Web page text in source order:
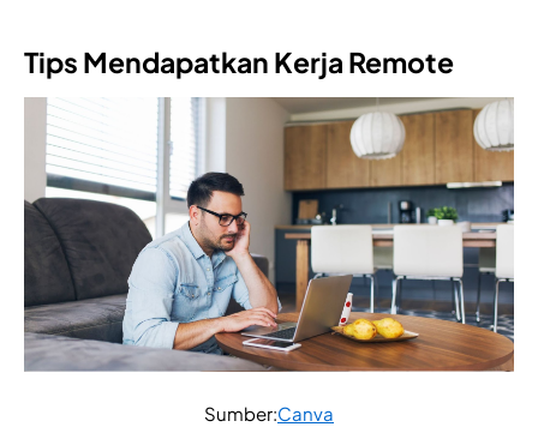
Tips Mendapatkan Kerja Remote
Sumber:Canva